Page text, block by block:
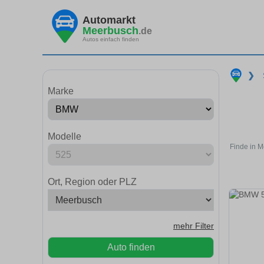
Automarkt
Meerbusch.de
Autos einfach finden
Marke
Modelle
Ort, Region oder PLZ
mehr Filter
Auto finden
❯
Finde in